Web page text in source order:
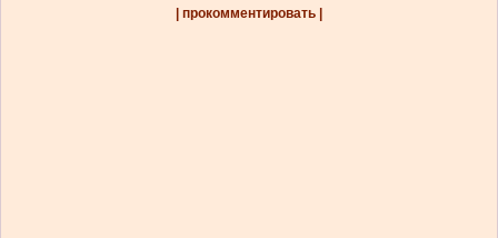
| прокомментировать |